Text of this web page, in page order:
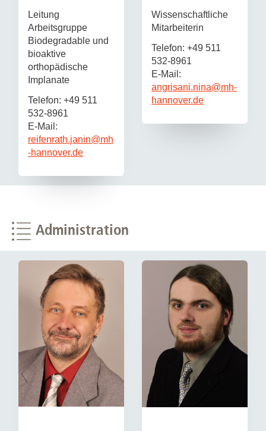
Leitung
Arbeitsgruppe
Biodegradable und
bioaktive
orthopädische
Implanate
Telefon: +49 511
532-8961
E-Mail:
reifenrath.janin@mh
-hannover.de
Wissenschaftliche
Mitarbeiterin
Telefon: +49 511
532-8961
E-Mail:
angrisani.nina@mh-
hannover.de
Administration